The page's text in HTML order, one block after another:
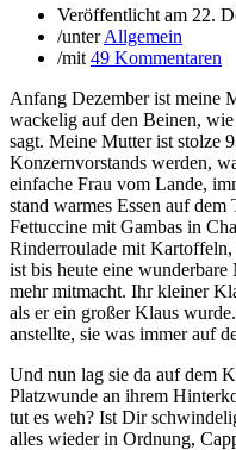
Veröffentlicht am 22.
/unterAllgemein
/mit 49 Kommentaren
Anfang Dezember ist meine
wackelig auf den Beinen,
sagt. Meine Mutter ist stolze
Konzernvorstands werden,
einfache Frau vom Lande,
stand warmes Essen auf
Fettuccine mit Gambas in
Rinderroulade mit
ist bis heute eine
mehr mitmacht. Ihr kleiner
als er ein großer Klaus
anstellte, sie was immer auf
Und nun lag sie da auf dem
Platzwunde an ihrem
tut es weh? Ist Dir
alles wieder in Ordnung,